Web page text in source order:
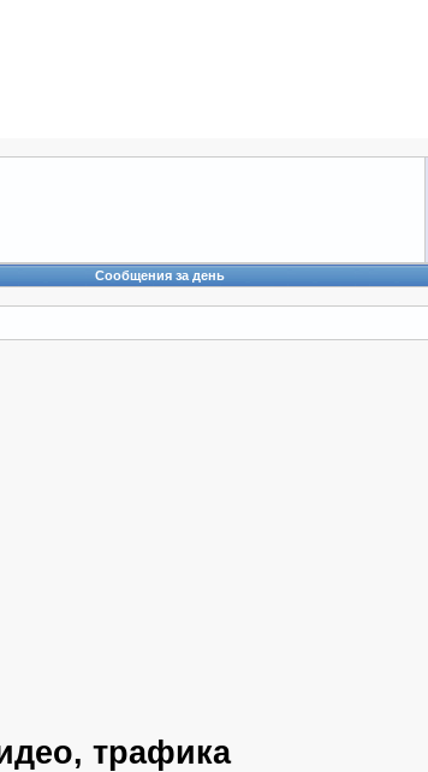
Сообщения за день
трафика